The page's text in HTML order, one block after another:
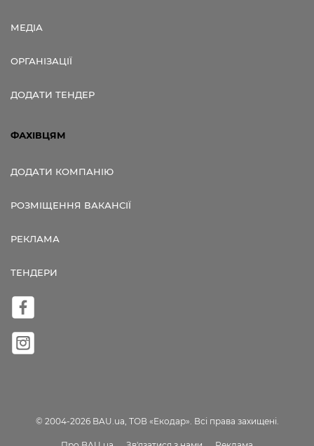
МЕДІА
ОРГАНІЗАЦІЇ
ДОДАТИ ТЕНДЕР
ФАХІВЦЯМ
ДОДАТИ КОМПАНІЮ
РОЗМІЩЕННЯ ВАКАНСІЇ
РЕКЛАМА
ТЕНДЕРИ
© 2004-2026 BAU.ua, ТОВ «Екодар». Всі права захищені.